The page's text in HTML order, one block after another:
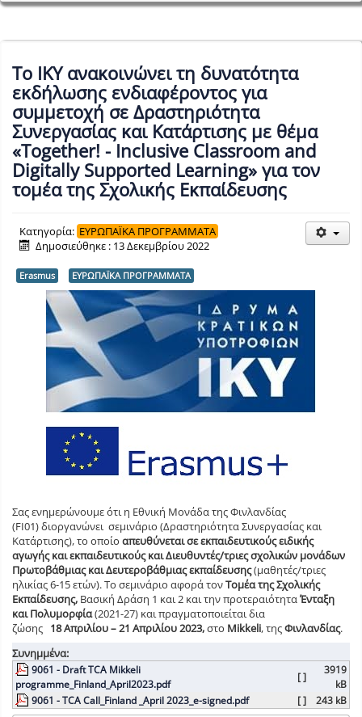
Το ΙΚΥ ανακοινώνει τη δυνατότητα
εκδήλωσης ενδιαφέροντος για
συμμετοχή σε Δραστηριότητα
Συνεργασίας και Κατάρτισης με θέμα
«Together! - Inclusive Classroom and
Digitally Supported Learning» για τον
τομέα της Σχολικής Εκπαίδευσης
Κατηγορία: ΕΥΡΩΠΑΪΚΑ ΠΡΟΓΡΑΜΜΑΤΑ
Δημοσιεύθηκε : 13 Δεκεμβρίου 2022
Erasmus ΕΥΡΩΠΑΪΚΑ ΠΡΟΓΡΑΜΜΑΤΑ
Σας ενημερώνουμε ότι η Εθνική Μονάδα της Φινλανδίας
(FI01) διοργανώνει σεμινάριο (Δραστηριότητα Συνεργασίας και
Κατάρτισης), το οποίο απευθύνεται σε εκπαιδευτικούς ειδικής
αγωγής και εκπαιδευτικούς και Διευθυντές/τριες σχολικών μονάδων
Πρωτοβάθμιας και Δευτεροβάθμιας εκπαίδευσης(μαθητές/τριες
ηλικίας 6-15 ετών). Το σεμινάριο αφορά τονΤομέα της Σχολικής
Εκπαίδευσης, Βασική Δράση 1 και 2 και την προτεραιότηταΈνταξη
και Πολυμορφία(2021-27) και πραγματοποιείται δια
ζώσης 18Απριλίου – 21 Απριλίου 2023,στο Mikkeli, τηςΦινλανδίας.
Συνημμένα:
9061 - Draft TCA Mikkeli
programme_Finland_April2023.pdf
[ ]
3919
kB
9061 - TCA Call_Finland _April 2023_e-signed.pdf
[ ] 243 kB